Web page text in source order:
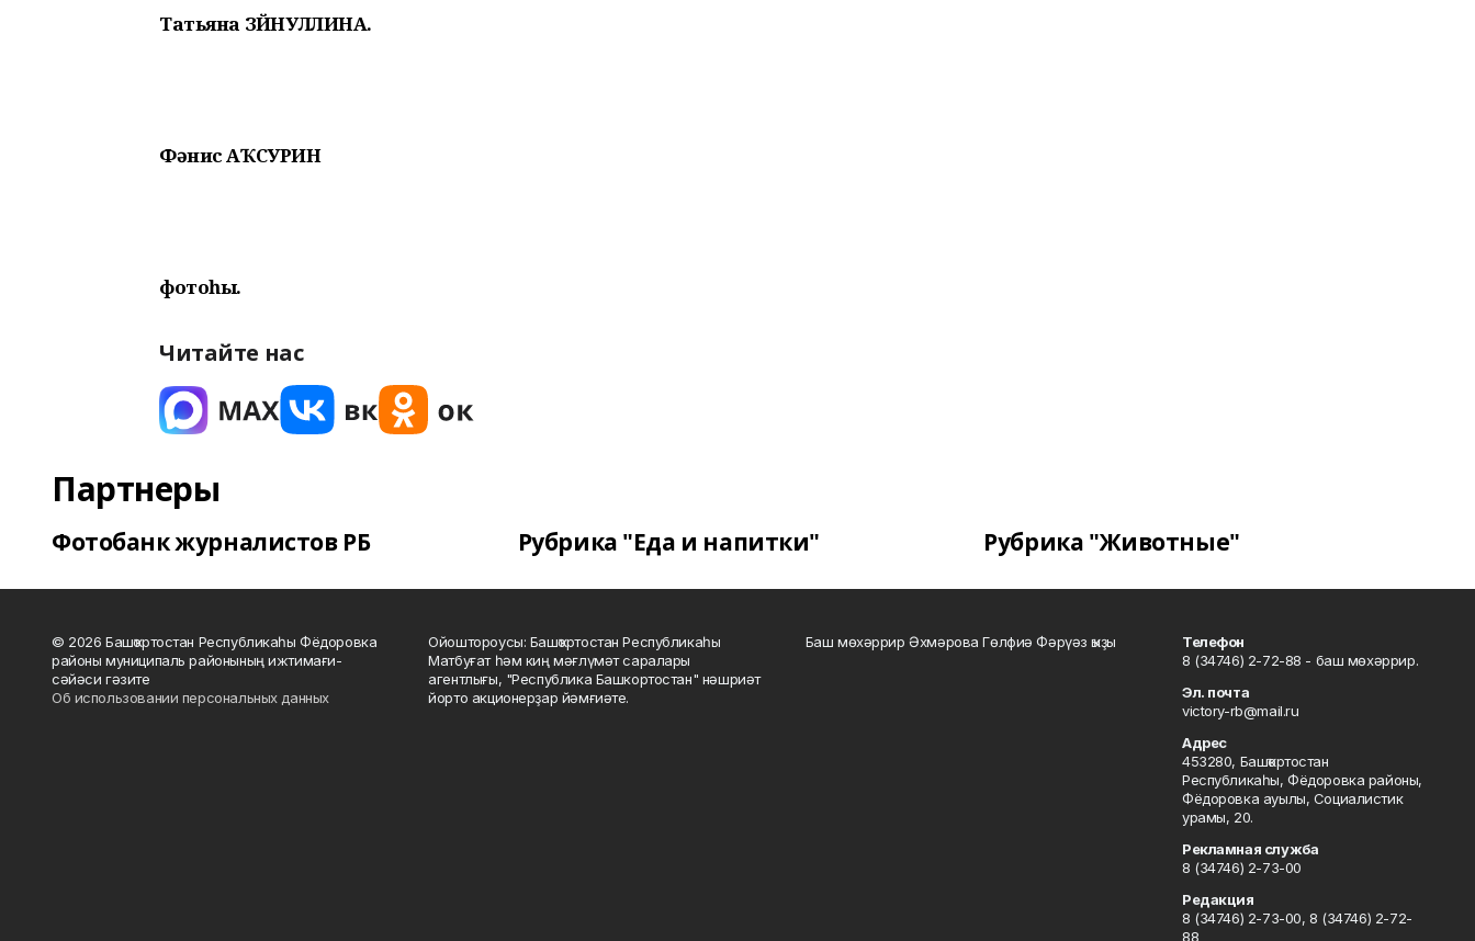
Татьяна ЗӘЙНУЛЛИНА.
Фәнис АҠСУРИН
фотоһы.
Читайте нас
Партнеры
Фотобанк журналистов РБ Рубрика "Еда и напитки" Рубрика "Животные"
© 2026 Башҡортостан Республикаһы Фёдоровка
районы муниципаль районының ижтимағи-
сәйәси гәзите
Об использовании персональных данных
Ойоштороусы: Башҡортостан Республикаһы
Матбуғат һәм киң мәғлүмәт саралары
агентлығы, "Республика Башкортостан" нәшриәт
йорто акционерҙар йәмғиәте.
Баш мөхәррир Әхмәрова Гөлфиә Фәрүәз ҡыҙы
Телефон
8 (34746) 2-72-88 - баш мөхәррир.
Эл. почта
victory-rb@mail.ru
Адрес
453280, Башҡортостан
Республикаһы, Фёдоровка районы,
Фёдоровка ауылы, Социалистик
урамы, 20.
Рекламная служба
8 (34746) 2-73-00
Редакция
8 (34746) 2-73-00, 8 (34746) 2-72-
88